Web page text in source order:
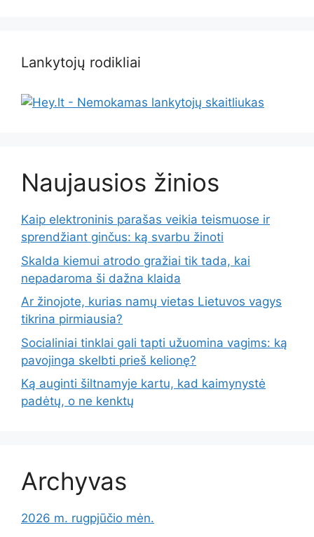
Lankytojų rodikliai
Naujausios žinios
Kaip elektroninis parašas veikia teismuose ir
sprendžiant ginčus: ką svarbu žinoti
Skalda kiemui atrodo gražiai tik tada, kai
nepadaroma ši dažna klaida
Ar žinojote, kurias namų vietas Lietuvos vagys
tikrina pirmiausia?
Socialiniai tinklai gali tapti užuomina vagims: ką
pavojinga skelbti prieš kelionę?
Ką auginti šiltnamyje kartu, kad kaimynystė
padėtų, o ne kenktų
Archyvas
2026 m. rugpjūčio mėn.